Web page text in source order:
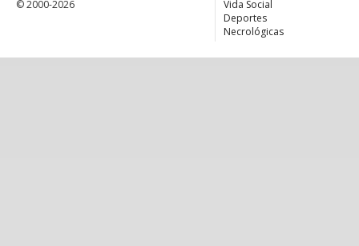
© 2000-2026
Vida Social
Deportes
Necrológicas